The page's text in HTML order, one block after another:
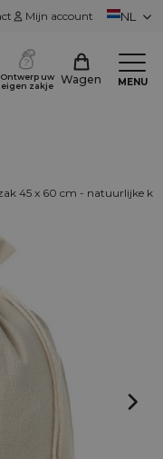
Mijn account NL
Ontwerp uw
eigen zakje
Wagen MENU
45 x 60 cm - natuurlijke